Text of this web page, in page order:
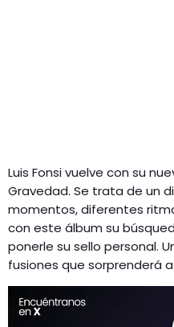
Luis Fonsi vuelve con su
Gravedad. Se trata de un
momentos, diferentes
con este álbum su
ponerle su sello personal.
fusiones que sorprenderá